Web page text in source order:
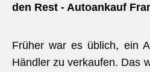
den Rest - Autoankauf
Früher war es üblich, ein
Händler zu verkaufen. Das